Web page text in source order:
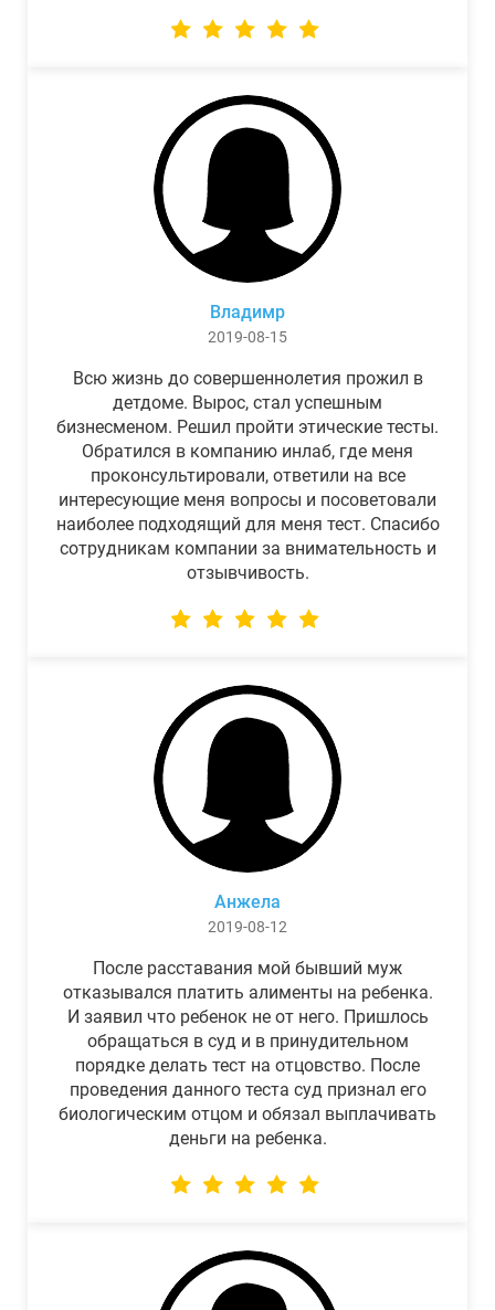
Владимр
2019-08-15
Всю жизнь до совершеннолетия прожил в
детдоме. Вырос, стал успешным
бизнесменом. Решил пройти этические тесты.
Обратился в компанию инлаб, где меня
проконсультировали, ответили на все
интересующие меня вопросы и посоветовали
наиболее подходящий для меня тест. Спасибо
сотрудникам компании за внимательность и
отзывчивость.
Анжела
2019-08-12
После расставания мой бывший муж
отказывался платить алименты на ребенка.
И заявил что ребенок не от него. Пришлось
обращаться в суд и в принудительном
порядке делать тест на отцовство. После
проведения данного теста суд признал его
биологическим отцом и обязал выплачивать
деньги на ребенка.